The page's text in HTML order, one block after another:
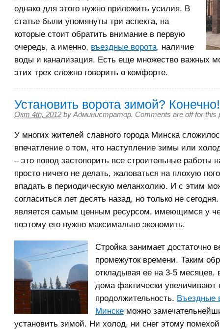
однако для этого нужно приложить усилия. В
статье были упомянуты три аспекта, на
которые стоит обратить внимание в первую
очередь, а именно, въездные ворота, наличие
воды и канализация. Есть еще множество важных
этих трех сложно говорить о комфорте.
Установить ворота зимой? Конечно!
Окт 4th, 2012 by Администратор. Comments are off for this
У многих жителей славного города Минска
впечатление о том, что наступление зимы или
– это повод застопорить все строительные работы
просто ничего не делать, жаловаться на плохую
впадать в периодическую меланхолию. И с этим
согласиться лет десять назад, но только не
является самым ценным ресурсом, имеющимся у
поэтому его нужно максимально экономить.
Стройка занимает достаточно
промежуток времени. Таким
откладывая ее на 3-5 месяцев,
дома фактически
продолжительность. Въездные
Минске можно
установить зимой. Ни холод, ни снег этому